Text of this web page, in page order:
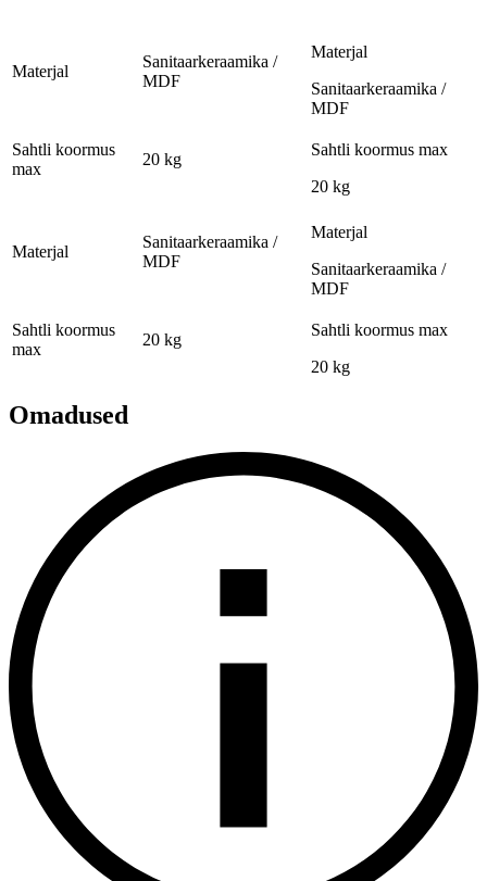
Materjal
Sanitaarkeraamika /
MDF
Materjal
Sanitaarkeraamika /
MDF
Sahtli koormus
max
20 kg
Sahtli koormus max
20 kg
Materjal
Sanitaarkeraamika /
MDF
Materjal
Sanitaarkeraamika /
MDF
Sahtli koormus
max
20 kg
Sahtli koormus max
20 kg
Omadused